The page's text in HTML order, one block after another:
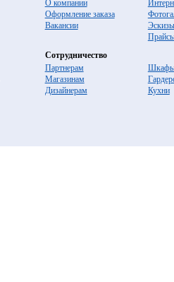
О компании
Оформление заказа
Вакансии
Эскизы
Сотрудничество
Партнерам
Магазинам
Дизайнерам
Кухни